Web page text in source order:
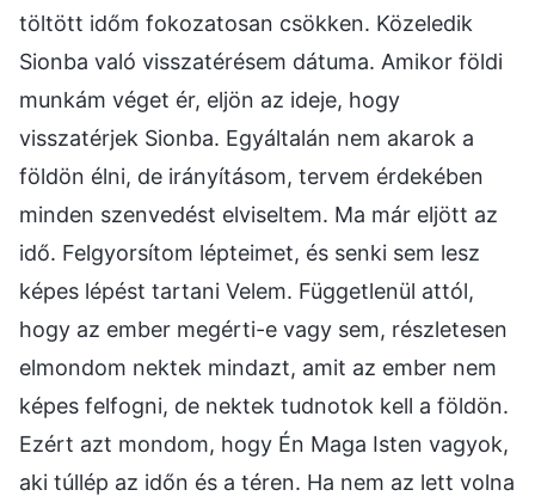
töltött időm fokozatosan csökken. Közeledik
Sionba való visszatérésem dátuma. Amikor földi
munkám véget ér, eljön az ideje, hogy
visszatérjek Sionba. Egyáltalán nem akarok a
földön élni, de irányításom, tervem érdekében
minden szenvedést elviseltem. Ma már eljött az
idő. Felgyorsítom lépteimet, és senki sem lesz
képes lépést tartani Velem. Függetlenül attól,
hogy az ember megérti-e vagy sem, részletesen
elmondom nektek mindazt, amit az ember nem
képes felfogni, de nektek tudnotok kell a földön.
Ezért azt mondom, hogy Én Maga Isten vagyok,
aki túllép az időn és a téren. Ha nem az lett volna